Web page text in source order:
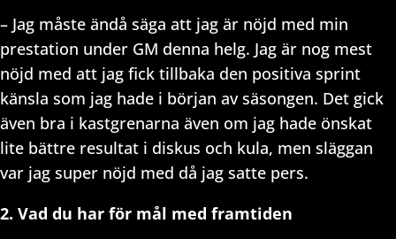
– Jag måste ändå säga att jag är nöjd med min
prestation under GM denna helg. Jag är nog mest
nöjd med att jag fick tillbaka den positiva sprint
känsla som jag hade i början av säsongen. Det gick
även bra i kastgrenarna även om jag hade önskat
lite bättre resultat i diskus och kula, men släggan
var jag super nöjd med då jag satte pers.
2. Vad du har för mål med framtiden